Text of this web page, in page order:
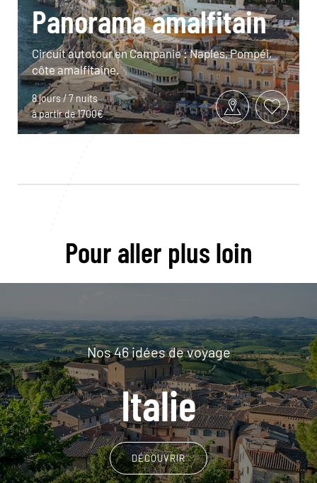
Panorama amalfitain
Circuit autotour en Campanie : Naples, Pompéi,
côte amalfitaine.
8 jours / 7 nuits
à partir de 1700€
Pour aller plus loin
Nos 46 idées de voyage
Italie
DÉCOUVRIR